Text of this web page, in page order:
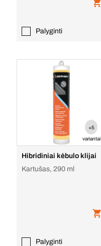
Palyginti
+5
variantai
Hibridiniai kėbulo klijai
Kartušas, 290 ml
Palyginti